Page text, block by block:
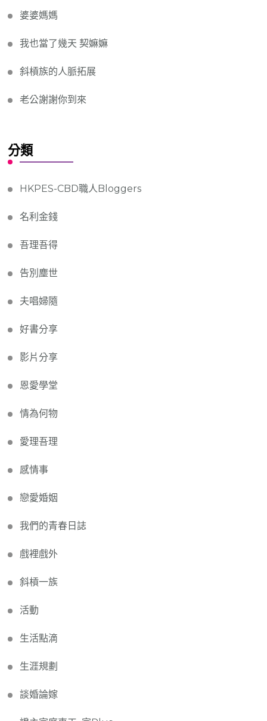
婆婆媽媽
我也當了幾天 契嫲嫲
斜槓族的人脈拓展
老公謝謝你到來
分類
HKPES-CBD職人Bloggers
名利金錢
吾理吾得
告別塵世
夫唱婦隨
好書分享
影片分享
恩愛學堂
情為何物
愛理吾理
感情事
戀愛婚姻
我們的青春日誌
戲裡戲外
斜槓一族
活動
生活點滴
生涯規劃
談婚論嫁